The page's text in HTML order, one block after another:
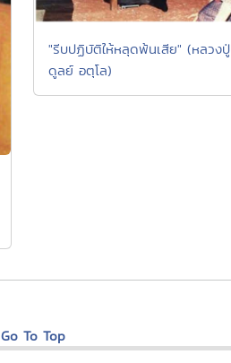
"รีบปฏิบัติให้หลุดพ้นเสีย" (หลวงปู่
ดูลย์ อตุโล)
Go To Top